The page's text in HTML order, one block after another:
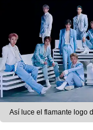
Así luce el flamante logo